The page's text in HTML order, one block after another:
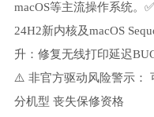
macOS等主流操作系统。
24H2新内核及macOS
升：修复无线打印延迟
⚠️ 非官方驱动风险警示：
分机型 丧失保修资格